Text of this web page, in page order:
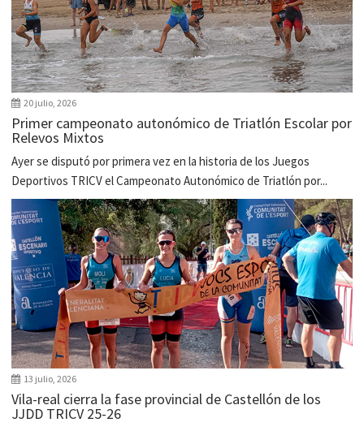
20 julio, 2026
Primer campeonato autonómico de Triatlón Escolar por
Relevos Mixtos
Ayer se disputó por primera vez en la historia de los Juegos
Deportivos TRICV el Campeonato Autonómico de Triatlón por...
13 julio, 2026
Vila-real cierra la fase provincial de Castellón de los
JJDD TRICV 25-26